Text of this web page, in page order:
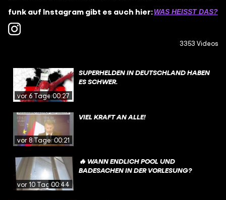
funk auf Instagram gibt es auch hier:WAS HEISST DAS?
3353 Videos
vor 6 Tagen00:27
SUPERHELDEN IN DEUTSCHLAND HABEN
ES SCHWER.
vor 8 Tagen00:21
VIEL KRAFT AN ALLE!
vor 10 Tagen00:44
🔥 WANN ENDLICH POOL UND
BADESACHEN IN DER VORLESUNG?